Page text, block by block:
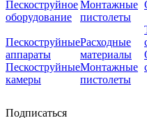
Пескоструйное
оборудование
Пескоструйные
аппараты
Пескоструйные
камеры
Монтажные
пистолеты
Расходные
материалы
Монтажные
пистолеты
Подписаться